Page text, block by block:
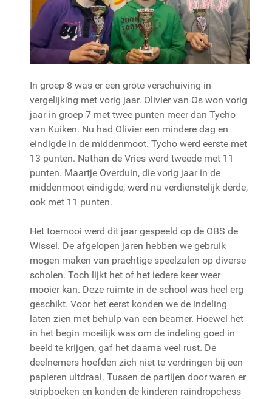
In groep 8 was er een grote verschuiving in
vergelijking met vorig jaar. Olivier van Os won vorig
jaar in groep 7 met twee punten meer dan Tycho
van Kuiken. Nu had Olivier een mindere dag en
eindigde in de middenmoot. Tycho werd eerste met
13 punten. Nathan de Vries werd tweede met 11
punten. Maartje Overduin, die vorig jaar in de
middenmoot eindigde, werd nu verdienstelijk derde,
ook met 11 punten.
Het toernooi werd dit jaar gespeeld op de OBS de
Wissel. De afgelopen jaren hebben we gebruik
mogen maken van prachtige speelzalen op diverse
scholen. Toch lijkt het of het iedere keer weer
mooier kan. Deze ruimte in de school was heel erg
geschikt. Voor het eerst konden we de indeling
laten zien met behulp van een beamer. Hoewel het
in het begin moeilijk was om de indeling goed in
beeld te krijgen, gaf het daarna veel rust. De
deelnemers hoefden zich niet te verdringen bij een
papieren uitdraai. Tussen de partijen door waren er
stripboeken en konden de kinderen raindropchess